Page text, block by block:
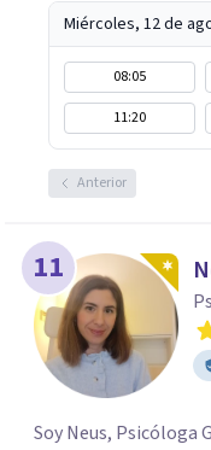
Miércoles, 12 de
08:05
11:20
Anterior
11
Soy Neus, Psicóloga